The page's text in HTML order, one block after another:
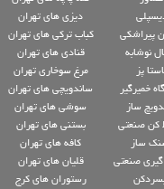
پیراشکی
نوشابه
پز
خمیرگیر
ساز
کن صنعتی
ساز
گیری صنعتی
دیزی های تهران
کباب ترکی های تهران
قنادی های تهران
مرغ سوخاری تهران
ساندویچی های تهران
سوشی های تهران
بستنی های تهران
کافه های تهران
قلیان های تهران
رستوران های کرج